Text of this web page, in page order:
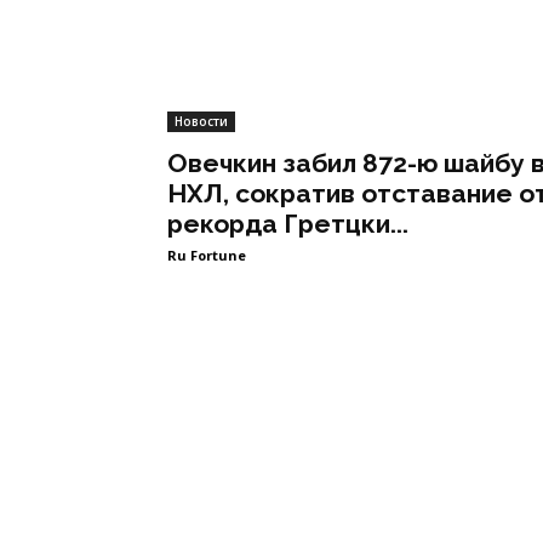
Новости
Овечкин забил 872-ю шайбу в
НХЛ, сократив отставание
рекорда Гретцки...
Ru Fortune